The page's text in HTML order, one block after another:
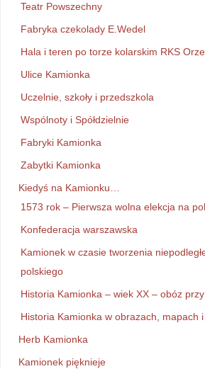
Teatr Powszechny
Fabryka czekolady E.Wedel
Hala i teren po torze kolarskim RKS
Ulice Kamionka
Uczelnie, szkoły i przedszkola
Wspólnoty i Spółdzielnie
Fabryki Kamionka
Zabytki Kamionka
Kiedyś na Kamionku…
1573 rok – Pierwsza wolna elekcja na
Konfederacja warszawska
Kamionek w czasie tworzenia
polskiego
Historia Kamionka – wiek XX – obóz
Historia Kamionka w obrazach, mapach
Herb Kamionka
Kamionek pięknieje